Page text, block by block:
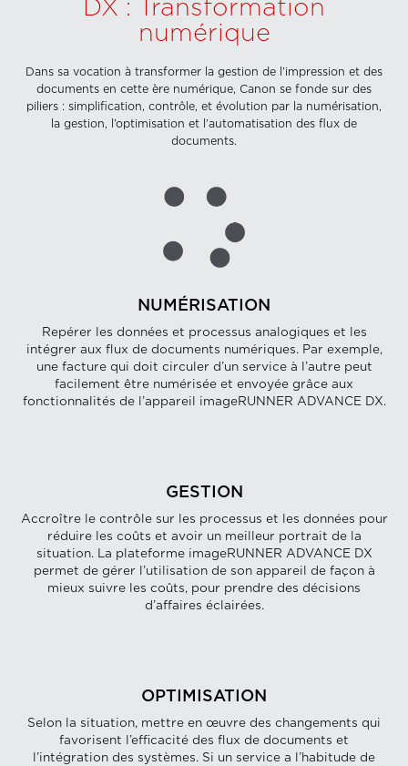
DX : Transformation
numérique
Dans sa vocation à transformer la gestion de l’impression et des
documents en cette ère numérique, Canon se fonde sur des
piliers : simplification, contrôle, et évolution par la numérisation,
la gestion, l’optimisation et l’automatisation des flux de
documents.
NUMÉRISATION
Repérer les données et processus analogiques et les
intégrer aux flux de documents numériques. Par exemple,
une facture qui doit circuler d’un service à l’autre peut
facilement être numérisée et envoyée grâce aux
fonctionnalités de l’appareil imageRUNNER ADVANCE DX.
GESTION
Accroître le contrôle sur les processus et les données pour
réduire les coûts et avoir un meilleur portrait de la
situation. La plateforme imageRUNNER ADVANCE DX
permet de gérer l’utilisation de son appareil de façon à
mieux suivre les coûts, pour prendre des décisions
d’affaires éclairées.
OPTIMISATION
Selon la situation, mettre en œuvre des changements qui
favorisent l’efficacité des flux de documents et
l’intégration des systèmes. Si un service a l’habitude de